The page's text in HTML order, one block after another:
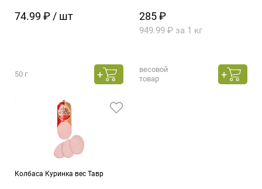
74.99 ₽ / шт
50 г
285 ₽
949.99 ₽ за 1 кг
весовой
товар
Колбаса Куринка вес Тавр